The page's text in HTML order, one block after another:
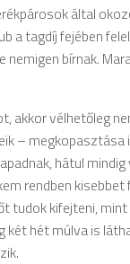
által
a tagdíj fejében
bírnak.
akkor vélhetőleg
– megkopasztása
hátul
rendben
tudok kifejteni,
két hét múlva is